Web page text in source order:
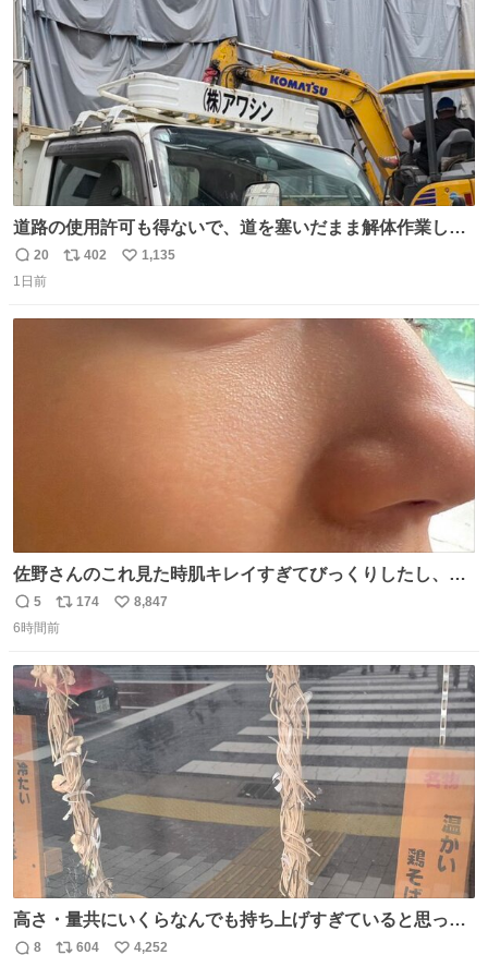
うか…素敵すぎる
数
道路の使用許可も得ないで、道を塞いだまま解体作業して
る。 写真を撮ろうとしたら「勝手に写真撮るな馬鹿野郎」
と罵倒されるなど。
返
信
20
リ
402
い
1,135
1日前
佐野さんのこれ見た時肌キレイすぎてびっくりしたし、や
はりアイドルって体型･肌管理すごすぎる
返
信
5
リ
ポ
ト
数
174
い
数
8,847
6時間前
高さ・量共にいくらなんでも持ち上げすぎていると思って
撮影した写真
8 604 4,252